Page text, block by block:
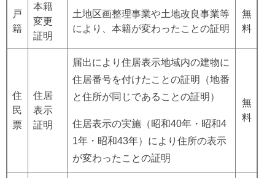
戸
籍
本籍
変更
証明
土地区画整理事業や土地改良事業等
により、本籍が変わったことの証明
無
料
住
民
票
住居
表示
証明
届出により住居表示地域内の建物に
住居番号を付けたことの証明（地番
と住所が同じであることの証明）
住居表示の実施（昭和40年・昭和4
1年・昭和43年）により住所の表示
が変わったことの証明
無
料